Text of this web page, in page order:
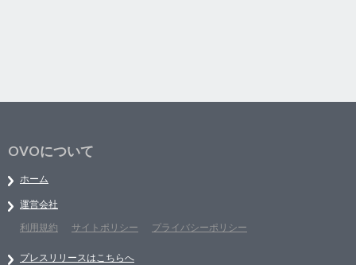
OVOについて
ホーム
運営会社
利用規約
サイトポリシー プライバシーポリシー
プレスリリースはこちらへ